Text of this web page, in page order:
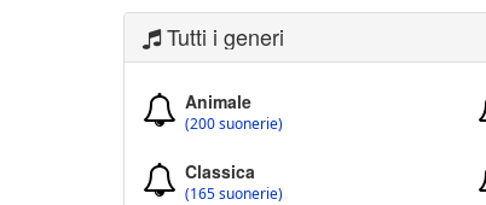
Tutti i generi
Animale
(200 suonerie)
Classica
(165 suonerie)